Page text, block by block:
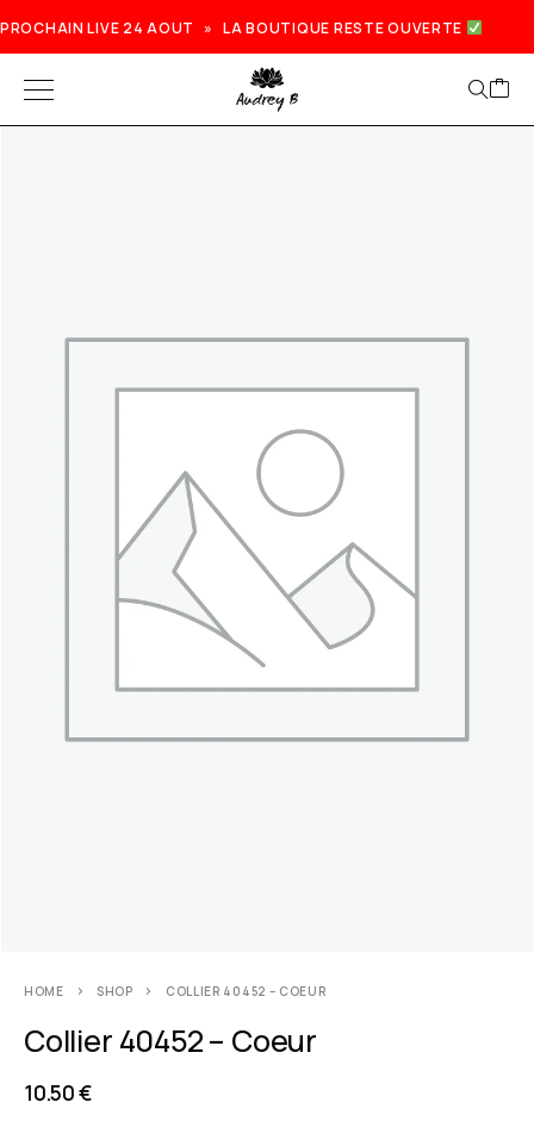
PROCHAIN LIVE 24 AOUT » LA BOUTIQUE RESTE OUVERTE
HOME SHOP COLLIER 40452 – COEUR
Collier 40452 – Coeur
10.50€